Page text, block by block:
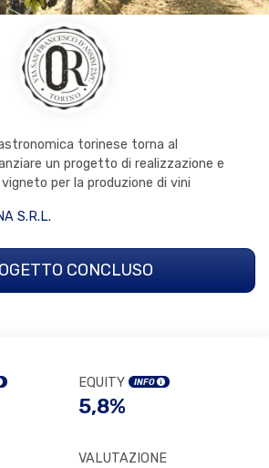
torinese torna al
un progetto di realizzazione e
per la produzione di vini
S.R.L.
CONCLUSO
EQUITY INFO
5,8%
VALUTAZIONE